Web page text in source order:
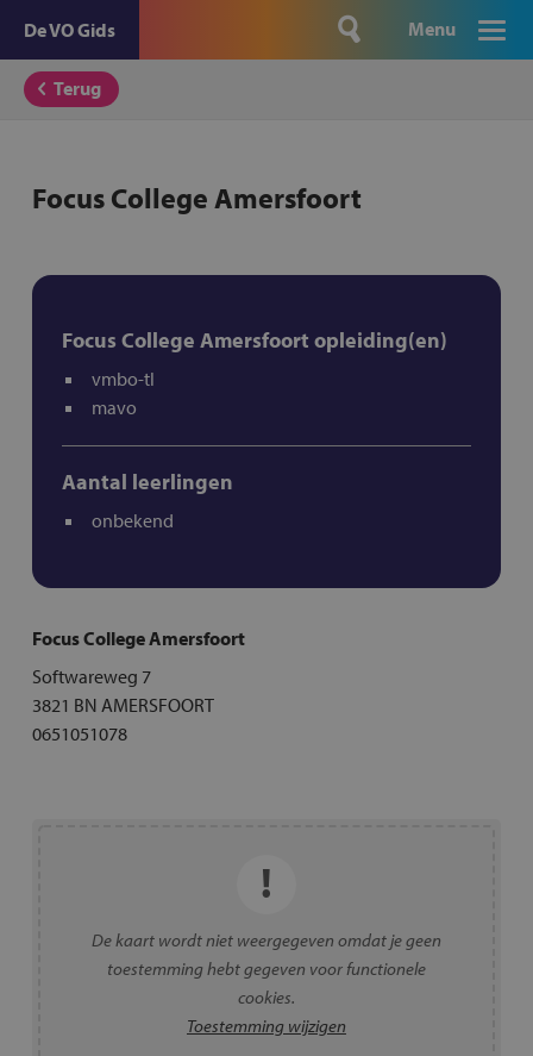
De VO Gids Menu
Terug
Focus College Amersfoort
Focus College Amersfoort
Softwareweg 7
3821 BN AMERSFOORT
0651051078
De kaart wordt niet weergegeven omdat je geen
toestemming hebt gegeven voor functionele
cookies.
Toestemming wijzigen
Focus College Amersfoort opleiding(en)
vmbo-tl
mavo
Aantal leerlingen
onbekend